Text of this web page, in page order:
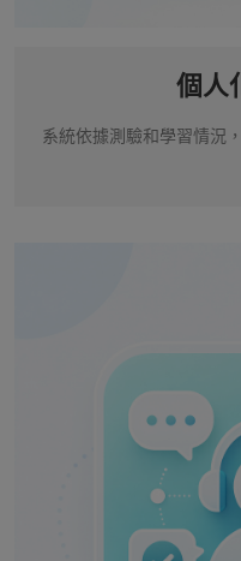
個人
系統依據測驗和學習情況